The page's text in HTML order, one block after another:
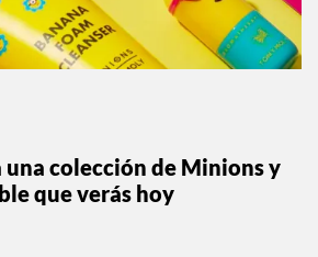
una colección de Minions y
que verás hoy